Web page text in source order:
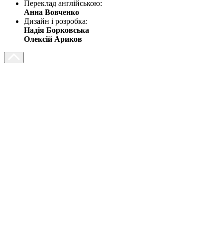
Переклад англійською:
Анна Вовченко
Дизайн і розробка:
Надія Борковська
Олексій Ариков